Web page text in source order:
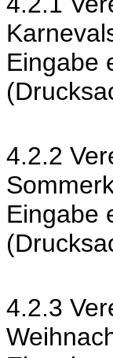
Eingabe
4.2.2
Eingabe
4.2.3